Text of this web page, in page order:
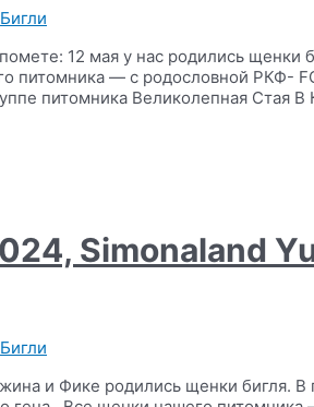
Бигли
12 мая у нас родились щенки
— с родословной РКФ-
питомника Великолепная Стая В
Simonaland
Бигли
и Фике родились щенки бигля. В